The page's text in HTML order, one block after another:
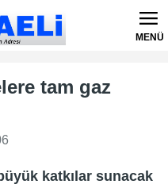
MENÜ
tam gaz
katkılar sunacak